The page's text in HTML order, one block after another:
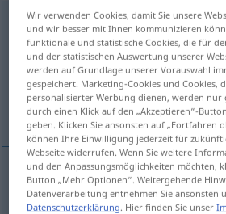
koncepcjaf <-i;-e>
Übersicht aller Übersetzungen
(Für mehr Details die Übersetzung
Konzept, Entwurf
Konzeptn koncepcja
Wir verwenden Cookies, damit Sie unsere
und wir besser mit Ihnen kommunizieren
funktionale und statistische Cookies, die für
und der statistischen Auswertung unserer
werden auf Grundlage unserer Vorauswahl
gespeichert. Marketing-Cookies und Cookies,
personalisierter Werbung dienen, werden nur
durch einen Klick auf den „Akzeptieren“-
geben. Klicken Sie ansonsten auf „Fortfahren
können Ihre Einwilligung jederzeit für
Webseite widerrufen. Wenn Sie weitere
und den Anpassungsmöglichkeiten möchten,
Button „Mehr Optionen“. Weitergehende
Datenverarbeitung entnehmen Sie ansonsten
Datenschutzerklärung. Hier finden Sie unser